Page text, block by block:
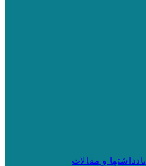
یادداشتها و مقالات